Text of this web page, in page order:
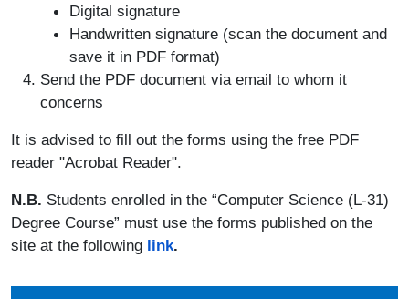
Digital signature
Handwritten signature (scan the document and
save it in PDF format)
Send the PDF document via email to whom it
concerns
It is advised to fill out the forms using the free PDF
reader "Acrobat Reader".
N.B. Students enrolled in the “Computer Science (L-31)
Degree Course” must use the forms published on the
site at the following link.